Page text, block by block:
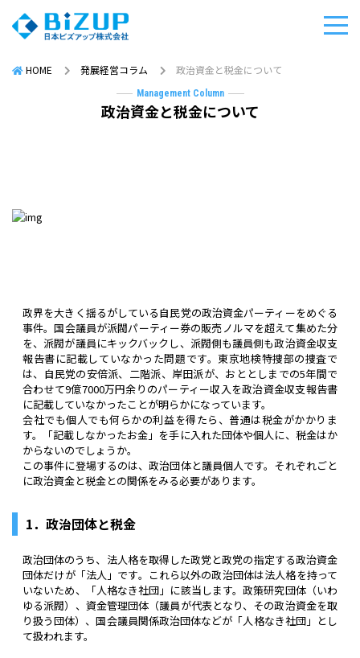
HOME 発展経営コラム 政治資金と税金について
Management Column
政治資金と税金について
政界を大きく揺るがしている自民党の政治資金パーティーをめぐる
事件。国会議員が派閥パーティー券の販売ノルマを超えて集めた分
を、派閥が議員にキックバックし、派閥側も議員側も政治資金収支
報告書に記載していなかった問題です。東京地検特捜部の捜査で
は、自民党の安倍派、二階派、岸田派が、おととしまでの5年間で
合わせて9億7000万円余りのパーティー収入を政治資金収支報告書
に記載していなかったことが明らかになっています。
会社でも個人でも何らかの利益を得たら、普通は税金がかかりま
す。「記載しなかったお金」を手に入れた団体や個人に、税金はか
からないのでしょうか。
この事件に登場するのは、政治団体と議員個人です。それぞれごと
に政治資金と税金との関係をみる必要があります。
1．政治団体と税金
政治団体のうち、法人格を取得した政党と政党の指定する政治資金
団体だけが「法人」です。これら以外の政治団体は法人格を持って
いないため、「人格なき社団」に該当します。政策研究団体（いわ
ゆる派閥）、資金管理団体（議員が代表となり、その政治資金を取
り扱う団体）、国会議員関係政治団体などが「人格なき社団」とし
て扱われます。